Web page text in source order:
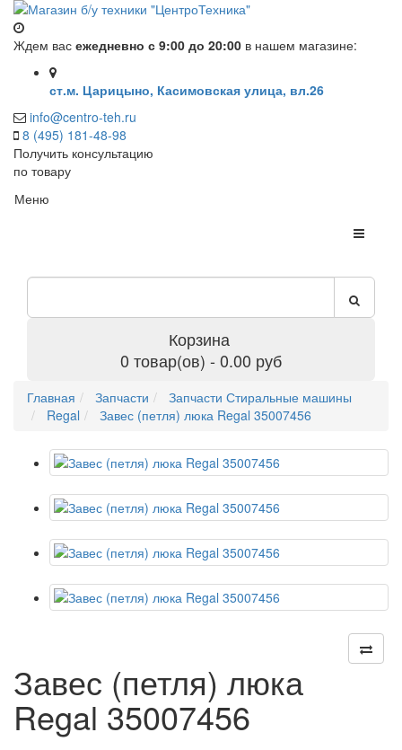
Ждем вас ежедневно с 9:00 до 20:00 в нашем магазине:
ст.м. Царицыно, Касимовская улица, вл.26
info@centro-teh.ru
8 (495) 181-48-98
Получить консультацию
по товару
Меню
Корзина
0 товар(ов) - 0.00 руб
Главная Запчасти
Запчасти Стиральные машины
Regal
Завес (петля) люка Regal 35007456
Завес (петля) люка
Regal 35007456